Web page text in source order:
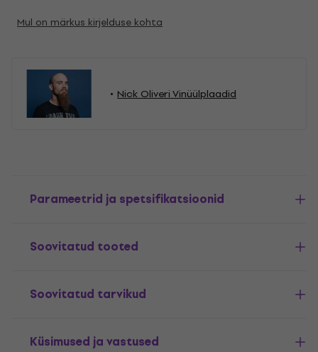
Mul on märkus kirjelduse kohta
Nick Oliveri Vinüülplaadid
Parameetrid ja spetsifikatsioonid
Soovitatud tooted
Soovitatud tarvikud
Küsimused ja vastused